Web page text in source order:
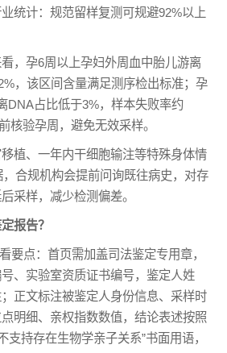
统计：规范留样复测可规避92%以上
，孕6周以上孕妇外周血中胎儿游离
，该区间含量满足测序检出标准；孕
DNA占比低于3%，样本失败率约
核验孕周，避免无效采样。
植、一年内干细胞输注等特殊身体情
合规机构会提前问询既往病史，对存
采样，减少检测偏差。
报告？
要点：首页需加盖司法鉴定专用章，
、实验室资质证书编号，鉴定人姓
正文标注被鉴定人身份信息、采样时
明细、亲权指数数值，结论表述按照
支持存在生物学亲子关系”书面用语，